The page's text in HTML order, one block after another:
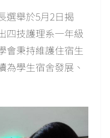
選舉於5月2日揭
四技護理系一年級
會秉持維護住宿生
為學生宿舍發展、